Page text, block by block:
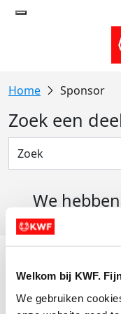
Welkom bij KWF.
We gebruiken
Sponsor
Zoek een
We
Actiematerialen
Evenementen